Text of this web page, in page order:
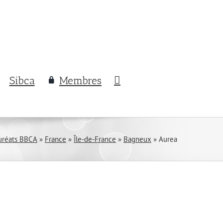
Sibca Membres
BBCA » France » Île-de-France » Bagneux » Aurea